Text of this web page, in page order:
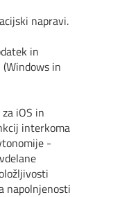
napravi.
in
in
iOS in
interkoma
-
napolnjenosti